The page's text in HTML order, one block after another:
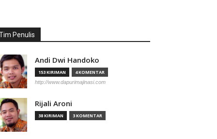
Penulis
Andi Dwi Handoko
153 KIRIMAN 4 KOMENTAR
http://www.dapurimajinasi.com
Rijali Aroni
38 KIRIMAN 3 KOMENTAR